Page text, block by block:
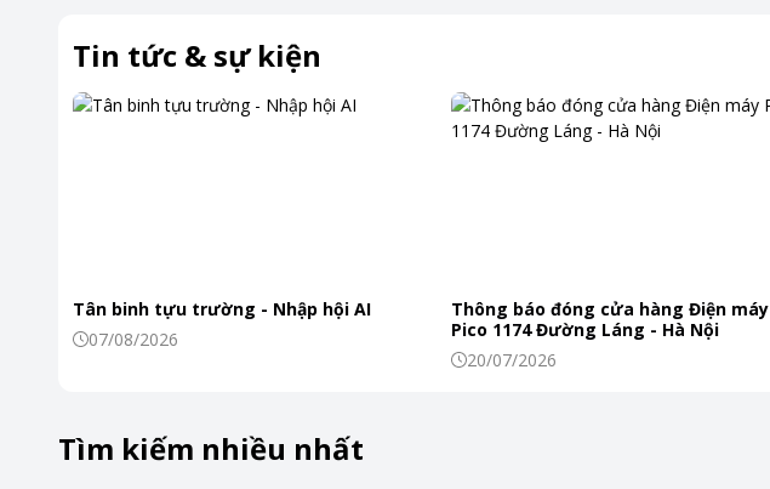
Tin tức & sự kiện
Tân binh tựu trường - Nhập hội AI
07/08/2026
Thông báo đóng cửa hàng Điện máy
Pico 1174 Đường Láng - Hà Nội
20/07/2026
Tìm kiếm nhiều nhất